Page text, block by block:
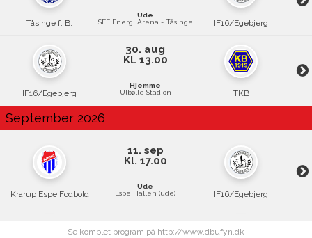
Tåsinge f. B.
Ude
SEF Energi Arena - Tåsinge
IF16/Egebjerg
IF16/Egebjerg
30. aug
Kl. 13.00
Hjemme
Ulbølle Stadion
TKB
September 2026
Krarup Espe Fodbold
11. sep
Kl. 17.00
Ude
Espe Hallen (ude)
IF16/Egebjerg
Kl. 13.00
Se komplet program på http://www.dbufyn.dk